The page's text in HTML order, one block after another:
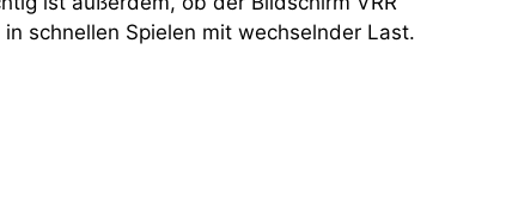
schnellen Spielen mit wechselnder Last.